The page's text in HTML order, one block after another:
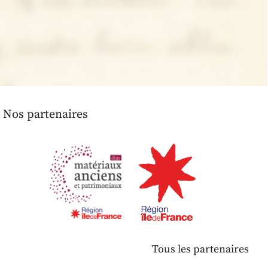
Nos partenaires
Tous les partenaires